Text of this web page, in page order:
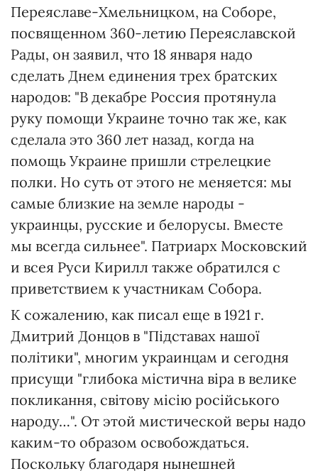
Переяславе-Хмельницком, на Соборе,
посвященном 360-летию Переяславской
Рады, он заявил, что 18 января надо
сделать Днем единения трех братских
народов: "В декабре Россия протянула
руку помощи Украине точно так же, как
сделала это 360 лет назад, когда на
помощь Украине пришли стрелецкие
полки. Но суть от этого не меняется: мы
самые близкие на земле народы -
украинцы, русские и белорусы. Вместе
мы всегда сильнее". Патриарх Московский
и всея Руси Кирилл также обратился с
приветствием к участникам Собора.
К сожалению, как писал еще в 1921 г.
Дмитрий Донцов в "Підставах нашої
політики", многим украинцам и сегодня
присущи "глибока містична віра в велике
покликання, світову місію російського
народу…". От этой мистической веры надо
каким-то образом освобождаться.
Поскольку благодаря нынешней